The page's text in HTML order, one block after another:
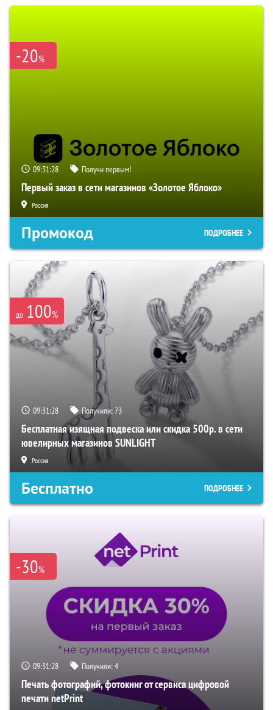
-20%
09:31:27 Получи первым!
Первый заказ в сети магазинов «Золотое Яблоко»
Россия
Промокод ПОДРОБНЕЕ
до 100%
09:31:27 Получили:73
Бесплатная изящная подвеска или скидка 500р. в сети
ювелирных магазинов SUNLIGHT
Россия
Бесплатно ПОДРОБНЕЕ
-30%
09:31:27 Получили:4
Печать фотографий, фотокниг от сервиса цифровой
печати netPrint